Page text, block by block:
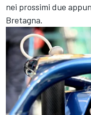
nei prossimi due
Bretagna.